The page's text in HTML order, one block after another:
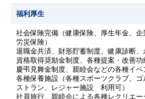
福利厚生
社会保険完備（健康保険、厚生年金、企
労災保険）
退職金共済、財形貯蓄制度、健康診断
資格取得奨励金制度、各種提案・改善功
慶弔見舞金制度、親睦会などの各種イベ
各種保養施設（各種スポーツクラブ、
ストラン、レジャー施設 利用可）
社員旅行、親睦会による各種レクリエー